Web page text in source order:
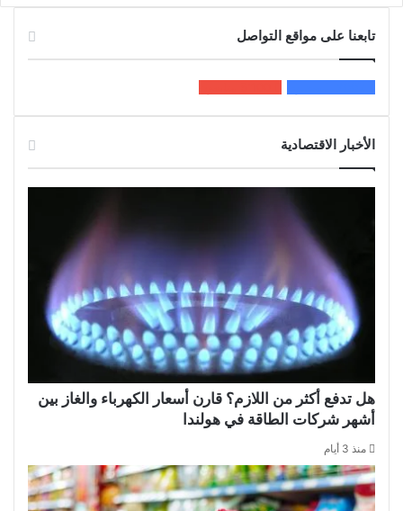
تابعنا على مواقع التواصل
الأخبار الاقتصادية
هل تدفع أكثر من اللازم؟ قارن أسعار الكهرباء والغاز بين
أشهر شركات الطاقة في هولندا
منذ 3 أيام